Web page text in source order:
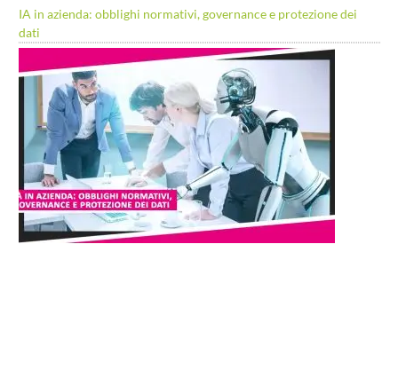
IA in azienda: obblighi normativi, governance e protezione dei
dati